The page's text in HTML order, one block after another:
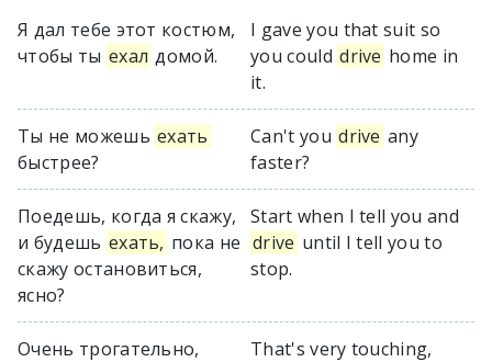
Я дал тебе этот костюм,
чтобы ты ехал домой.
I gave you that suit so
you could drive home in
it.
Ты не можешь ехать
быстрее?
Can't you drive any
faster?
Поедешь, когда я скажу,
и будешь ехать, пока не
скажу остановиться,
ясно?
Start when I tell you and
drive until I tell you to
stop.
Очень трогательно,
That's very touching,